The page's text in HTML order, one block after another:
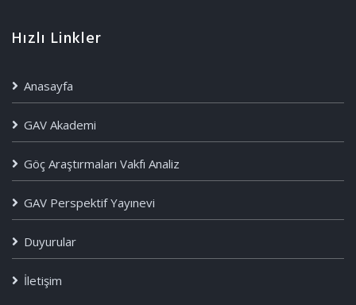
Hızlı Linkler
Anasayfa
GAV Akademi
Göç Araştırmaları Vakfı Analiz
GAV Perspektif Yayınevi
Duyurular
İletişim